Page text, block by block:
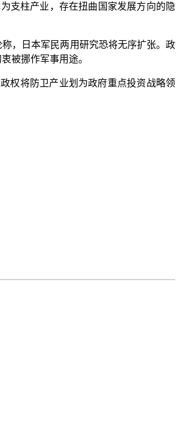
支柱产业，存在扭曲国家发展方向的隐
，日本军民两用研究恐将无序扩张。政
被挪作军事用途。
权将防卫产业划为政府重点投资战略领